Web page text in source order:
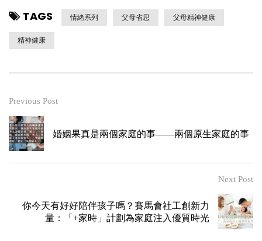
TAGS 情緒系列 父母省思 父母精神健康
精神健康
Previous Post
婚姻果真是兩個家庭的事——兩個原生家庭的事
Next Post
你今天有好好陪伴孩子嗎？賽馬會社工創新力
量：「+家時」計劃為家庭注入優質時光